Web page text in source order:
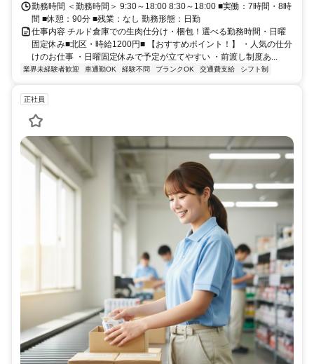
勤務時間 ＜勤務時間＞ 9:30～18:00 8:30～18:00 ■実働：7時間・8時
間 ■休憩：90分 ■残業：なし 勤務形態：日勤
仕事内容 チルド倉庫での生肉仕分け・梱包！選べる勤務時間・日曜
固定休み■北区・時給1200円■ 【おすすめポイント！】 ・人気の仕分
けのお仕事 ・日曜固定休みで予定が立てやすい ・前渡し制度あ...
業界未経験者歓迎 車通勤OK 経験不問 ブランクOK 交通費支給 シフト制
正社員